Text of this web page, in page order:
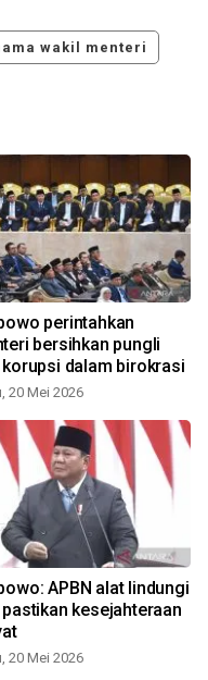
wakil menteri
perintahkan
bersihkan pungli
korupsi dalam birokrasi
20 Mei 2026
APBN alat lindungi
pastikan kesejahteraan
20 Mei 2026